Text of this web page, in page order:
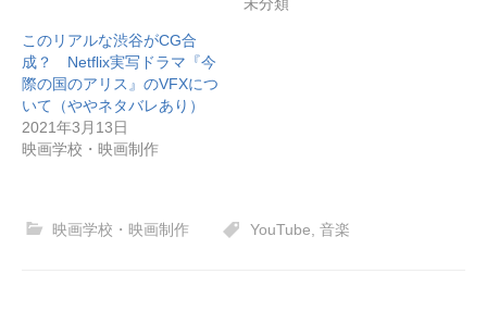
ウ
ィ
ン
ド
ウ
で
開
き
ま
す
て
く
だ
さ
い
(
新
し
い
ウ
で
開
このリアルな渋谷がCG合
成？ Netflix実写ドラマ『今
際の国のアリス』のVFXにつ
いて（ややネタバレあり）
2021年3月13日
映画学校・映画制作
映画学校・映画制作 YouTube 音楽